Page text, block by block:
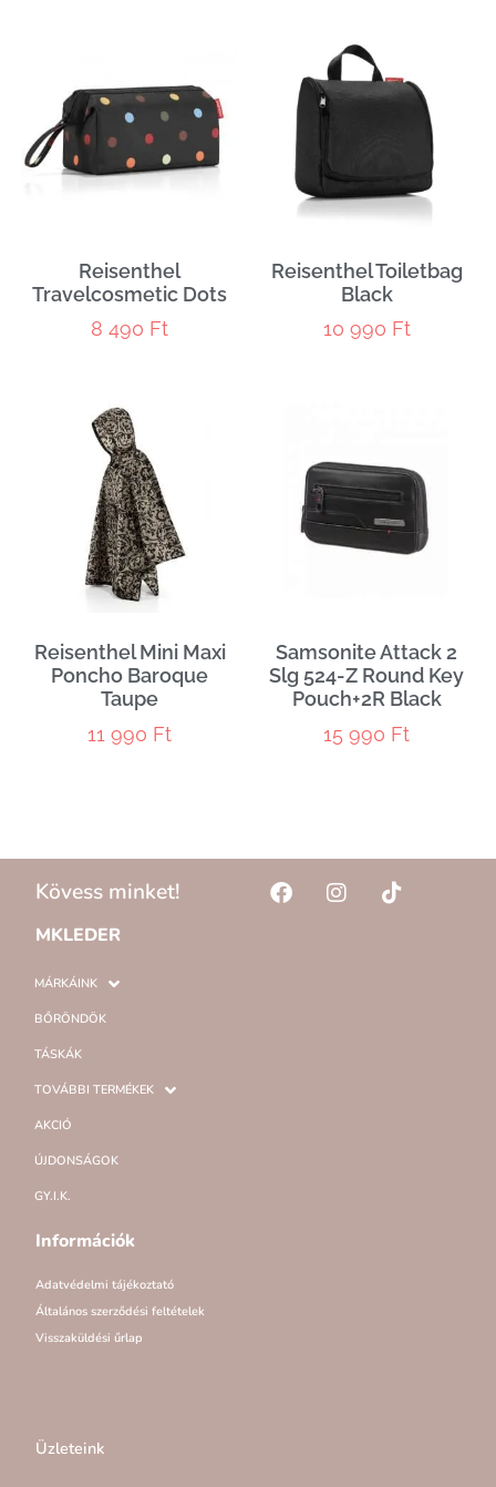
Reisenthel
Travelcosmetic Dots
8 490 Ft
Reisenthel Toiletbag
Black
10 990 Ft
Reisenthel Mini Maxi
Poncho Baroque
Taupe
11 990 Ft
Samsonite Attack 2
Slg 524-Z Round Key
Pouch+2R Black
15 990 Ft
Kövess minket!
MKLEDER
MÁRKÁINK
BŐRÖNDÖK
TÁSKÁK
TOVÁBBI TERMÉKEK
AKCIÓ
ÚJDONSÁGOK
GY.I.K.
Információk
Adatvédelmi tájékoztató
Általános szerződési feltételek
Visszaküldési űrlap
Üzleteink